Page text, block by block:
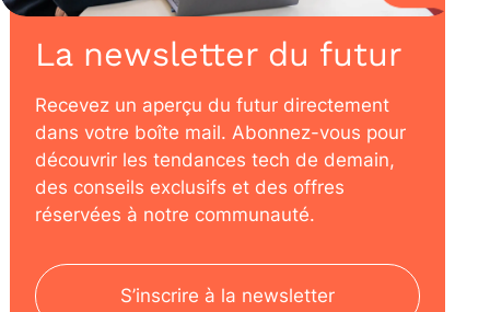
La newsletter du futur
Recevez un aperçu du futur directement
dans votre boîte mail. Abonnez-vous pour
découvrir les tendances tech de demain,
des conseils exclusifs et des offres
réservées à notre communauté.
S’inscrire à la newsletter